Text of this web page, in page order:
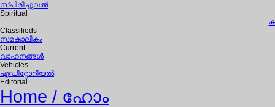
സ്പിരിച്ചുവല്‍
Spiritual
Classifieds
സമകാലികം
Current
വാഹനങ്ങള്‍
Vehicles
എഡിറ്റോറിയല്‍
Editorial
Home / ഹോം